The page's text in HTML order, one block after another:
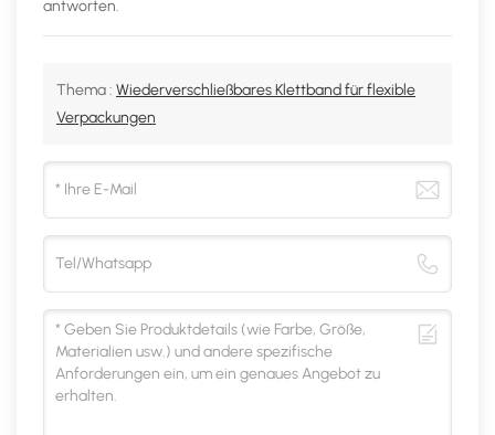
antworten.
Thema : Wiederverschließbares Klettband für flexible
Verpackungen